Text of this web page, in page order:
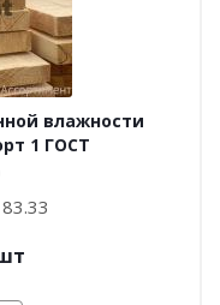
влажности
1 ГОСТ
83.33